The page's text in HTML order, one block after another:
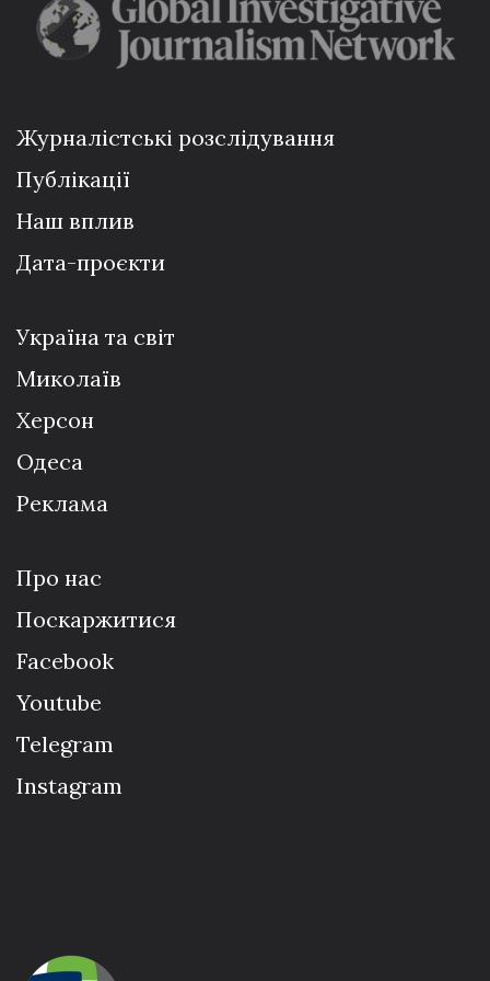
Журналістські розслідування
Публікації
Наш вплив
Дата-проєкти
Україна та світ
Миколаїв
Херсон
Одеса
Реклама
Про нас
Поскаржитися
Facebook
Youtube
Telegram
Instagram